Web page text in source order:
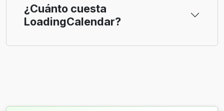
¿Cuánto cuesta
LoadingCalendar?